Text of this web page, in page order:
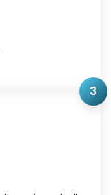
3